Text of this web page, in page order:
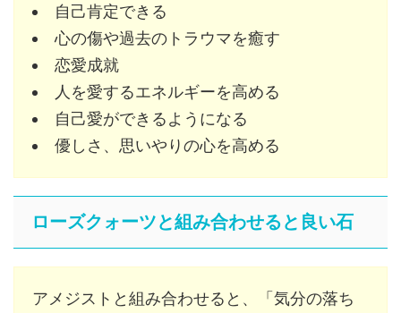
自己肯定できる
心の傷や過去のトラウマを癒す
恋愛成就
人を愛するエネルギーを高める
自己愛ができるようになる
優しさ、思いやりの心を高める
ローズクォーツと組み合わせると良い石
アメジストと組み合わせると、「気分の落ち